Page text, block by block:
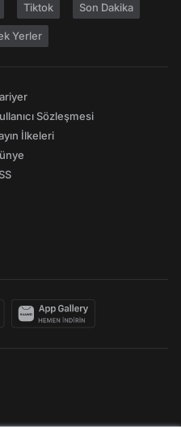
Tiktok Son Dakika
Yerler
Sözleşmesi
İlkeleri